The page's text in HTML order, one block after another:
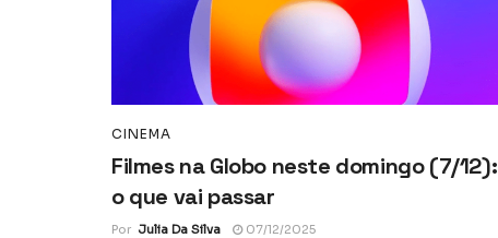
CINEMA
Filmes na Globo neste domingo (7/12):
o que vai passar
Por Julia Da Silva 07/12/2025